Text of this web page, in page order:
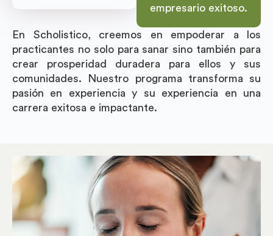
empresario exitoso.
En Scholistico, creemos en empoderar a los
practicantes no solo para sanar sino también para
crear prosperidad duradera para ellos y sus
comunidades. Nuestro programa transforma su
pasión en experiencia y su experiencia en una
carrera exitosa e impactante.